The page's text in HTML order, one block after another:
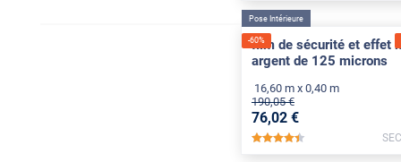
-60%
Pose Intérieure
film de sécurité et effet
argent de 125 microns
16,60 m x 0,40 m
190,05 €
76,02 €
*****